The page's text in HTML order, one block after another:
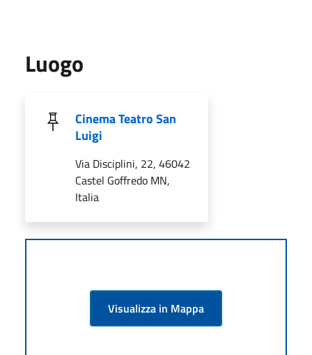
Luogo
Cinema Teatro San
Luigi
Via Disciplini, 22, 46042
Castel Goffredo MN,
Italia
Visualizza in Mappa